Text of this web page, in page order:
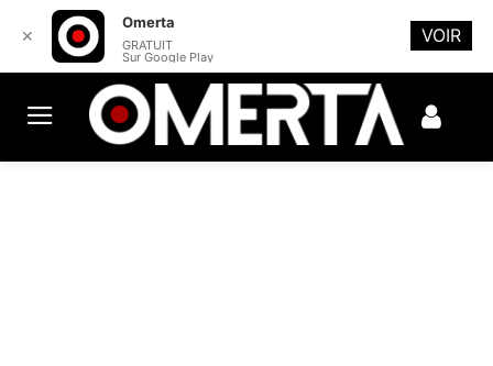
✕
Omerta
GRATUIT
Sur Google Play
VOIR